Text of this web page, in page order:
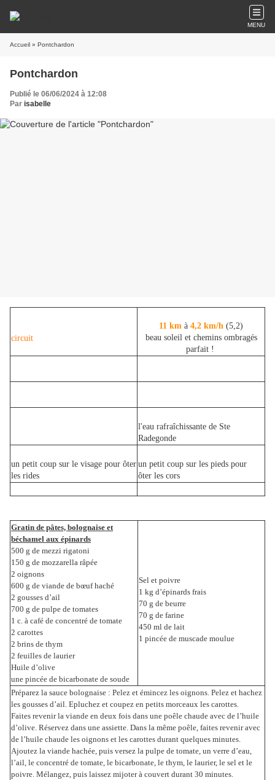
MENU
Accueil » Pontchardon
Pontchardon
Publié le 06/06/2024 à 12:08
Par isabelle
circuit
11 km à 4,2 km/h (5,2)
beau soleil et chemins ombragés
parfait !
l'eau rafraîchissante de Ste
Radegonde
un petit coup sur le visage pour ôter
les rides
un petit coup sur les pieds pour
ôter les cors
Gratin de pâtes, bolognaise et
béchamel aux épinards
500 g de mezzi rigatoni
150 g de mozzarella râpée
2 oignons
600 g de viande de bœuf haché
2 gousses d’ail
700 g de pulpe de tomates
1 c. à café de concentré de tomate
2 carottes
2 brins de thym
2 feuilles de laurier
Huile d’olive
une pincée de bicarbonate de soude
Sel et poivre
1 kg d’épinards frais
70 g de beurre
70 g de farine
450 ml de lait
1 pincée de muscade moulue
Préparez la sauce bolognaise : Pelez et émincez les oignons. Pelez et hachez
les gousses d’ail. Epluchez et coupez en petits morceaux les carottes.
Faites revenir la viande en deux fois dans une poêle chaude avec de l’huile
d’olive. Réservez dans une assiette. Dans la même poêle, faites revenir avec
de l’huile chaude les oignons et les carottes durant quelques minutes.
Ajoutez la viande hachée, puis versez la pulpe de tomate, un verre d’eau,
l’ail, le concentré de tomate, le bicarbonate, le thym, le laurier, le sel et le
poivre. Mélangez, puis laissez mijoter à couvert durant 30 minutes.